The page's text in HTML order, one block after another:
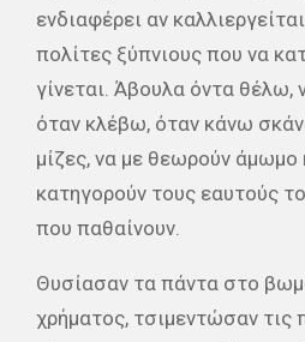
ενδιαφέρει αν
πολίτες ξύπνιους που να
γίνεται. Άβουλα όντα θέλω,
όταν κλέβω, όταν κάνω
μίζες, να με θεωρούν άμωμο
κατηγορούν τους εαυτούς
που παθαίνουν.
Θυσίασαν τα πάντα στο
χρήματος, τσιμεντώσαν τις